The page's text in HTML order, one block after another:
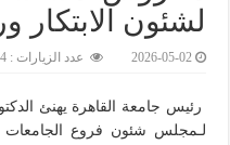
لشئون الابتكار
2026-05-02 عدد الزيارات : 164
رئيس جامعة القاهرة يهنئ
لـمجلس شئون فروع الجامعات